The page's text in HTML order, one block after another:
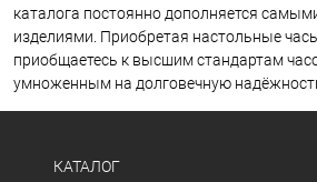
каталога постоянно дополняется
изделиями. Приобретая настольные
приобщаетесь к высшим стандартам
умноженным на долговечную
КАТАЛОГ